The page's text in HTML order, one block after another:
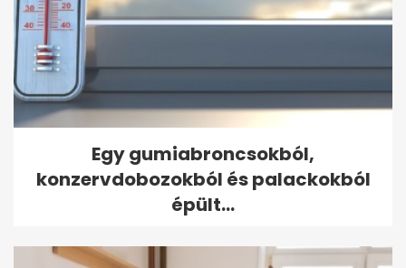
Egy gumiabroncsokból,
konzervdobozokból és palackokból
épült...